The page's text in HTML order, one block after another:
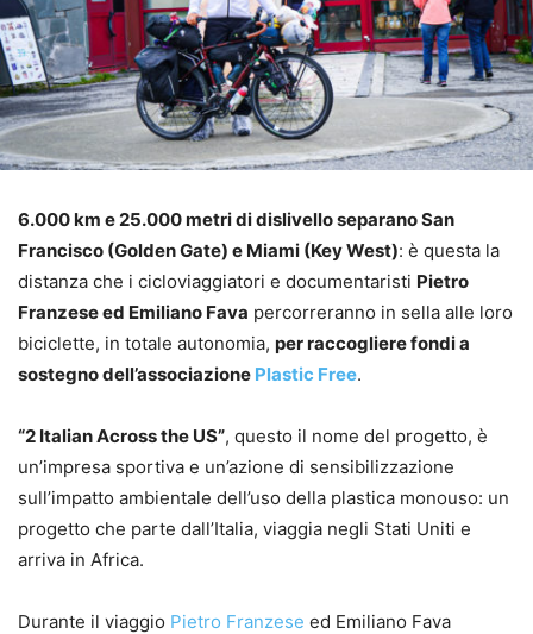
6.000 km e 25.000 metri di dislivello separano San
Francisco (Golden Gate) e Miami (Key West): è questa la
distanza che i cicloviaggiatori e documentaristi Pietro
Franzese ed Emiliano Fava percorreranno in sella alle loro
biciclette, in totale autonomia, per raccogliere fondi a
sostegno dell’associazione Plastic Free.
“2 Italian Across the US”, questo il nome del progetto, è
un’impresa sportiva e un’azione di sensibilizzazione
sull’impatto ambientale dell’uso della plastica monouso: un
progetto che parte dall’Italia, viaggia negli Stati Uniti e
arriva in Africa.
Durante il viaggio Pietro Franzese ed Emiliano Fava